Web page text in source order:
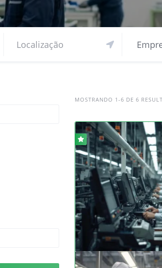
MOSTRANDO 1-6 DE 6